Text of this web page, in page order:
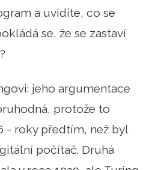
a uvidíte, co se
se, že se zastaví
jeho argumentace
protože to
- roky předtím, než byl
počítač. Druhá